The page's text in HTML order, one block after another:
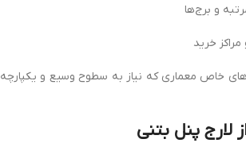
و برج‌ها
خرید
خاص معماری که نیاز به سطوح وسیع و یکپارچه
لارج پنل بتنی